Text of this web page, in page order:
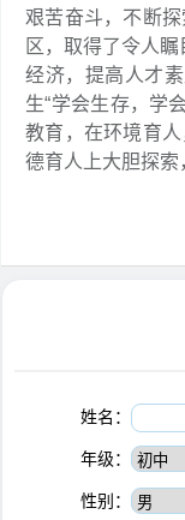
艰苦奋斗，不断
区，取得了令人
经济，提高人才
生“学会生存，学
教育，在环境育
德育人上大胆探索
姓名：
年级：
性别：